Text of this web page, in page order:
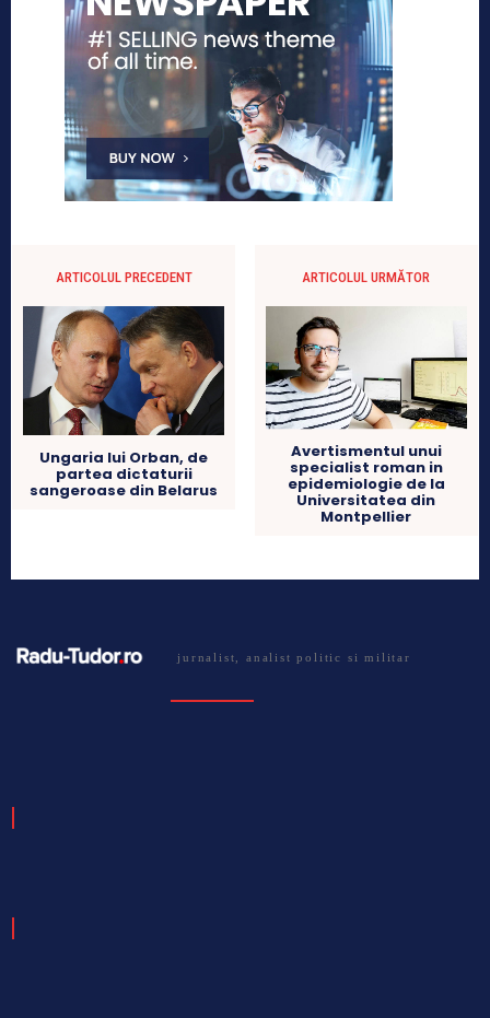
ARTICOLUL PRECEDENT
Ungaria lui Orban, de
partea dictaturii
sangeroase din Belarus
ARTICOLUL URMĂTOR
Avertismentul unui
specialist roman in
epidemiologie de la
Universitatea din
Montpellier
jurnalist, analist politic si militar